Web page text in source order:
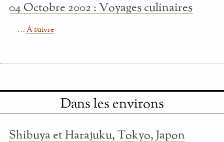
04 Octobre 2002 : Voyages culinaires
… À suivre
Dans les environs
Shibuya et Harajuku, Tokyo, Japon